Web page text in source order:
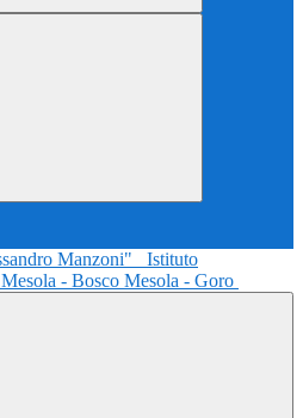
Istituto
Mesola - Bosco Mesola - Goro